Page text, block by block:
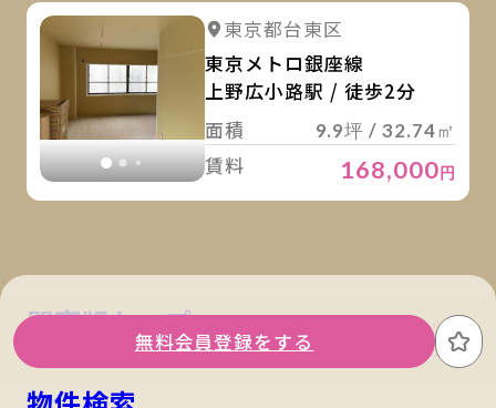
詳細を見る
東京都台東区
東京メトロ銀座線
上野広小路駅 / 徒歩2分
面積
9.9坪 / 32.74㎡
賃料 168,000円
無料会員登録をする お
関東版トップ 関西版トップ